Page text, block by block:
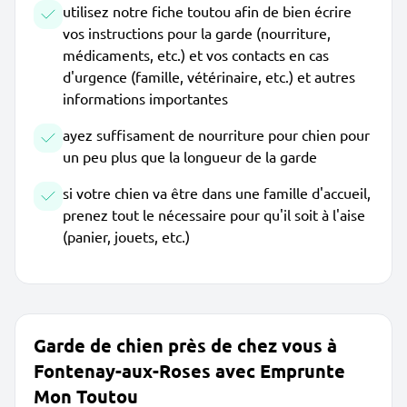
utilisez notre fiche toutou afin de bien écrire
vos instructions pour la garde (nourriture,
médicaments, etc.) et vos contacts en cas
d'urgence (famille, vétérinaire, etc.) et autres
informations importantes
ayez suffisament de nourriture pour chien pour
un peu plus que la longueur de la garde
si votre chien va être dans une famille d'accueil,
prenez tout le nécessaire pour qu'il soit à l'aise
(panier, jouets, etc.)
Garde de chien près de chez vous à
Fontenay-aux-Roses avec Emprunte
Mon Toutou